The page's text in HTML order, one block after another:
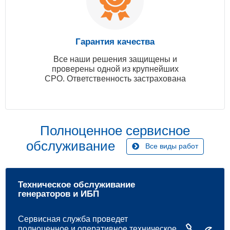
Гарантия качества
Все наши решения защищены и
проверены одной из крупнейших
СРО. Ответственность застрахована
Полноценное сервисное
обслуживание
Все виды работ
Техническое обслуживание
генераторов и ИБП
Сервисная служба проведет